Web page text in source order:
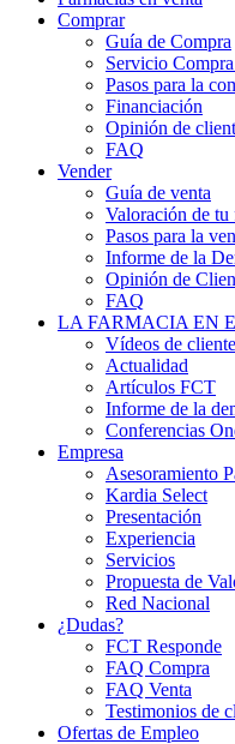
Comprar
Guía de Compra
Servicio
Pasos para la
Financiación
Opinión de
FAQ
Vender
Guía de venta
Valoración de tu
Pasos para la
Informe de la
Opinión de
FAQ
LA FARMACIA EN
Vídeos de
Actualidad
Artículos FCT
Informe de la
Conferencias
Empresa
Asesoramiento
Kardia Select
Presentación
Experiencia
Servicios
Propuesta de
Red Nacional
¿Dudas?
FCT Responde
FAQ Compra
FAQ Venta
Testimonios de
Ofertas de Empleo